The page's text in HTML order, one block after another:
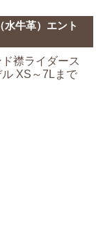
水牛革）エント
襟ライダース
ル XS～7Lまで